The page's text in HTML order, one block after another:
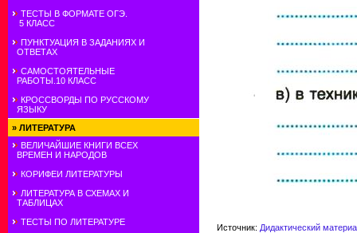
ТЕСТЫ В ФОРМАТЕ ОГЭ.
5 КЛАСС
ПУНКТУАЦИЯ В ЗАДАНИЯХ И
ОТВЕТАХ
САМОСТОЯТЕЛЬНЫЕ
РАБОТЫ.10 КЛАСС
КРОССВОРДЫ ПО РУССКОМУ
ЯЗЫКУ
» ЛИТЕРАТУРА
ВЕЛИЧАЙШИЕ КНИГИ ВСЕХ
ВРЕМЕН И НАРОДОВ
КОРИФЕИ ЛИТЕРАТУРЫ
ЛИТЕРАТУРА В СХЕМАХ И
ТАБЛИЦАХ
ТЕСТЫ ПО ЛИТЕРАТУРЕ
Источник: Дидактический